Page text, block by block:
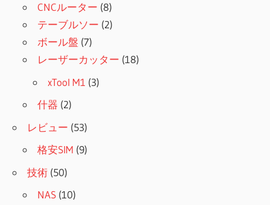
CNCルーター (8)
テーブルソー (2)
ボール盤 (7)
レーザーカッター (18)
xTool M1 (3)
什器 (2)
レビュー (53)
格安SIM (9)
技術 (50)
NAS (10)